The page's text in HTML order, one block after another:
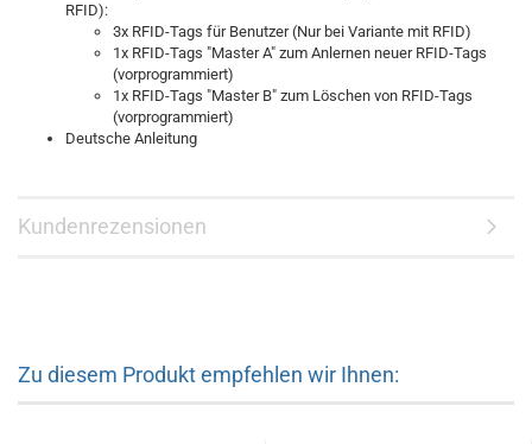
RFID):
3x RFID-Tags für Benutzer (Nur bei Variante mit RFID)
1x RFID-Tags "Master A" zum Anlernen neuer RFID-Tags
(vorprogrammiert)
1x RFID-Tags "Master B" zum Löschen von RFID-Tags
(vorprogrammiert)
Deutsche Anleitung
Kundenrezensionen
Zu diesem Produkt empfehlen wir Ihnen: